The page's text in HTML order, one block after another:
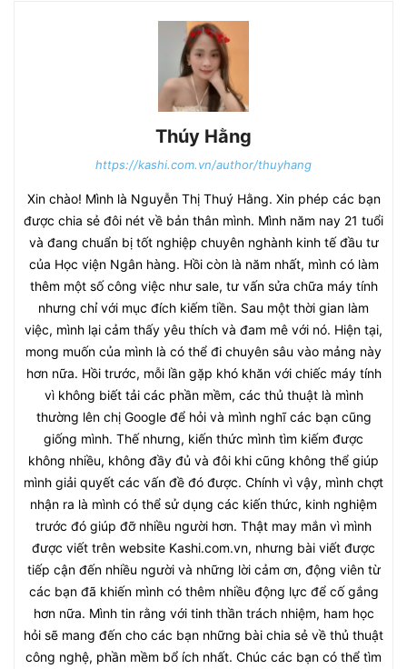
Thúy Hằng
https://kashi.com.vn/author/thuyhang
Xin chào! Mình là Nguyễn Thị Thuý Hằng. Xin phép các bạn
được chia sẻ đôi nét về bản thân mình. Mình năm nay 21 tuổi
và đang chuẩn bị tốt nghiệp chuyên nghành kinh tế đầu tư
của Học viện Ngân hàng. Hồi còn là năm nhất, mình có làm
thêm một số công việc như sale, tư vấn sửa chữa máy tính
nhưng chỉ với mục đích kiếm tiền. Sau một thời gian làm
việc, mình lại cảm thấy yêu thích và đam mê với nó. Hiện tại,
mong muốn của mình là có thể đi chuyên sâu vào mảng này
hơn nữa. Hồi trước, mỗi lần gặp khó khăn với chiếc máy tính
vì không biết tải các phần mềm, các thủ thuật là mình
thường lên chị Google để hỏi và mình nghĩ các bạn cũng
giống mình. Thế nhưng, kiến thức mình tìm kiếm được
không nhiều, không đầy đủ và đôi khi cũng không thể giúp
mình giải quyết các vấn đề đó được. Chính vì vậy, mình chợt
nhận ra là mình có thể sử dụng các kiến thức, kinh nghiệm
trước đó giúp đỡ nhiều người hơn. Thật may mắn vì mình
được viết trên website Kashi.com.vn, nhưng bài viết được
tiếp cận đến nhiều người và những lời cảm ơn, động viên từ
các bạn đã khiến mình có thêm nhiều động lực để cố gắng
hơn nữa. Mình tin rằng với tinh thần trách nhiệm, ham học
hỏi sẽ mang đến cho các bạn những bài chia sẻ về thủ thuật
công nghệ, phần mềm bổ ích nhất. Chúc các bạn có thể tìm